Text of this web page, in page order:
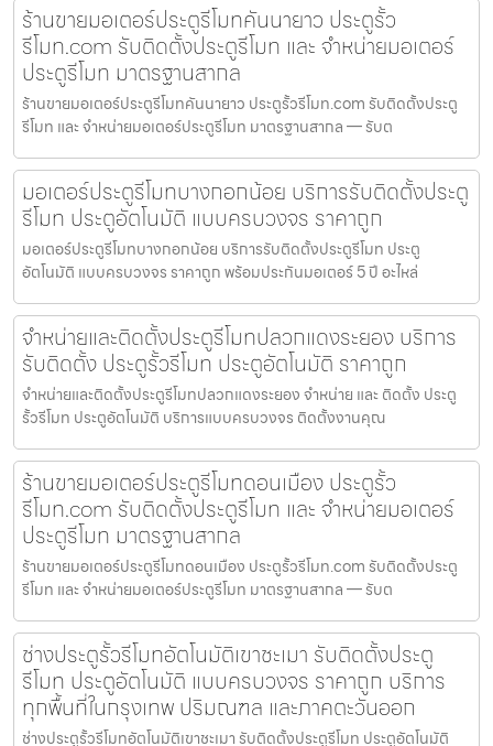
ร้านขายมอเตอร์ประตูรีโมทคันนายาว ประตูรั้ว
รีโมท.com รับติดตั้งประตูรีโมท และ จำหน่ายมอเตอร์
ประตูรีโมท มาตรฐานสากล
ร้านขายมอเตอร์ประตูรีโมทคันนายาว ประตูรั้วรีโมท.com รับติดตั้งประตู
รีโมท และ จำหน่ายมอเตอร์ประตูรีโมท มาตรฐานสากล — รับต
มอเตอร์ประตูรีโมทบางกอกน้อย บริการรับติดตั้งประตู
รีโมท ประตูอัตโนมัติ แบบครบวงจร ราคาถูก
มอเตอร์ประตูรีโมทบางกอกน้อย บริการรับติดตั้งประตูรีโมท ประตู
อัตโนมัติ แบบครบวงจร ราคาถูก พร้อมประกันมอเตอร์ 5 ปี อะไหล่
จำหน่ายและติดตั้งประตูรีโมทปลวกแดงระยอง บริการ
รับติดตั้ง ประตูรั้วรีโมท ประตูอัตโนมัติ ราคาถูก
จำหน่ายและติดตั้งประตูรีโมทปลวกแดงระยอง จำหน่าย และ ติดตั้ง ประตู
รั้วรีโมท ประตูอัตโนมัติ บริการแบบครบวงจร ติดตั้งงานคุณ
ร้านขายมอเตอร์ประตูรีโมทดอนเมือง ประตูรั้ว
รีโมท.com รับติดตั้งประตูรีโมท และ จำหน่ายมอเตอร์
ประตูรีโมท มาตรฐานสากล
ร้านขายมอเตอร์ประตูรีโมทดอนเมือง ประตูรั้วรีโมท.com รับติดตั้งประตู
รีโมท และ จำหน่ายมอเตอร์ประตูรีโมท มาตรฐานสากล — รับต
ช่างประตูรั้วรีโมทอัตโนมัติเขาชะเมา รับติดตั้งประตู
รีโมท ประตูอัตโนมัติ แบบครบวงจร ราคาถูก บริการ
ทุกพื้นที่ในกรุงเทพ ปริมณฑล และภาคตะวันออก
ช่างประตูรั้วรีโมทอัตโนมัติเขาชะเมา รับติดตั้งประตูรีโมท ประตูอัตโนมัติ